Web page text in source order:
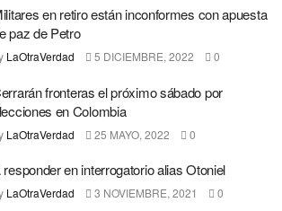
en retiro están inconformes con apuesta
paz de Petro
LaOtraVerdad 5 DICIEMBRE, 2022 0
fronteras el próximo sábado por
en Colombia
LaOtraVerdad 25 MAYO, 2022 0
responder en interrogatorio alias Otoniel
LaOtraVerdad 3 NOVIEMBRE, 2021 0